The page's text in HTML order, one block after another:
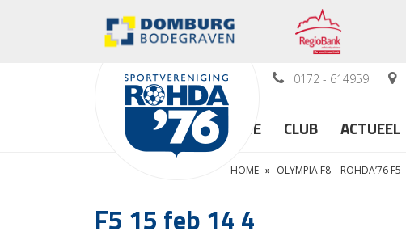
0172 - 614959
HOME CLUB ACTUEEL
HOME » OLYMPIA F8 – ROHDA’76 F5
F5 15 feb 14 4